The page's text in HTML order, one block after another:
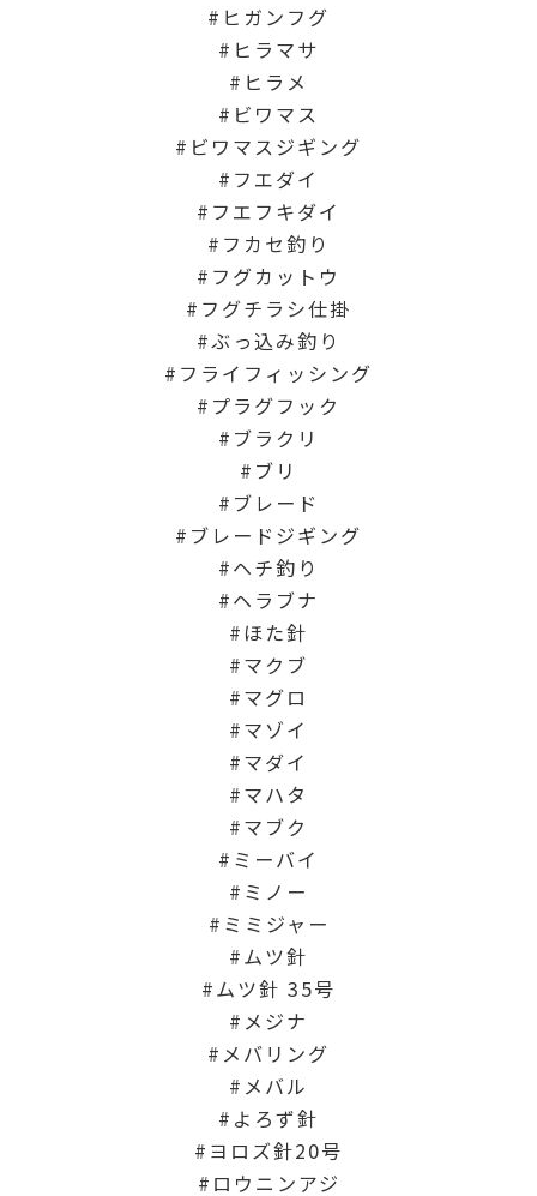
ヒガンフグ
ヒラマサ
ヒラメ
ビワマス
ビワマスジギング
フエダイ
フエフキダイ
フカセ釣り
フグカットウ
フグチラシ仕掛
ぶっ込み釣り
フライフィッシング
プラグフック
ブラクリ
ブリ
ブレード
ブレードジギング
ヘチ釣り
ヘラブナ
ほた針
マクブ
マグロ
マゾイ
マダイ
マハタ
マブク
ミーバイ
ミノー
ミミジャー
ムツ針
ムツ針 35号
メジナ
メバリング
メバル
よろず針
ヨロズ針20号
ロウニンアジ